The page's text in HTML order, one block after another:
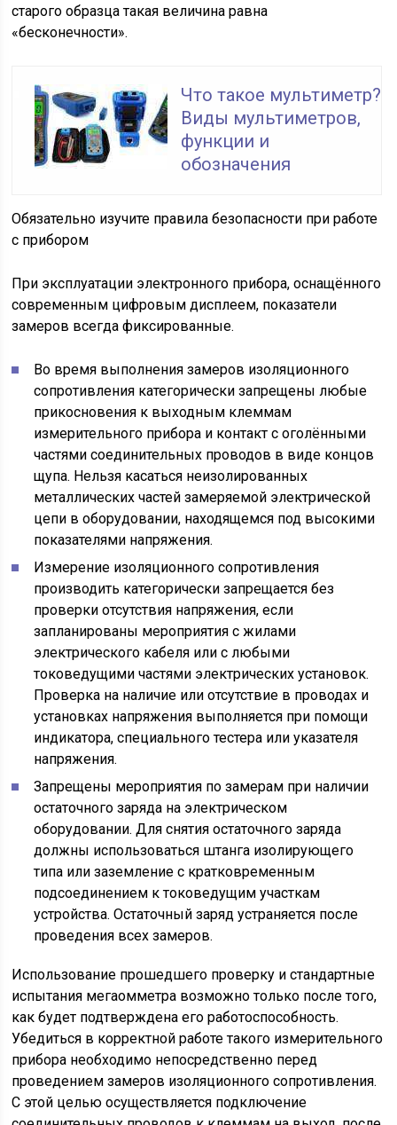
старого образца такая величина равна
«бесконечности».
Что такое мультиметр?
Виды мультиметров,
функции и
обозначения
Обязательно изучите правила безопасности при работе
с прибором
При эксплуатации электронного прибора, оснащённого
современным цифровым дисплеем, показатели
замеров всегда фиксированные.
Во время выполнения замеров изоляционного
сопротивления категорически запрещены любые
прикосновения к выходным клеммам
измерительного прибора и контакт с оголёнными
частями соединительных проводов в виде концов
щупа. Нельзя касаться неизолированных
металлических частей замеряемой электрической
цепи в оборудовании, находящемся под высокими
показателями напряжения.
Измерение изоляционного сопротивления
производить категорически запрещается без
проверки отсутствия напряжения, если
запланированы мероприятия с жилами
электрического кабеля или с любыми
токоведущими частями электрических установок.
Проверка на наличие или отсутствие в проводах и
установках напряжения выполняется при помощи
индикатора, специального тестера или указателя
напряжения.
Запрещены мероприятия по замерам при наличии
остаточного заряда на электрическом
оборудовании. Для снятия остаточного заряда
должны использоваться штанга изолирующего
типа или заземление с кратковременным
подсоединением к токоведущим участкам
устройства. Остаточный заряд устраняется после
проведения всех замеров.
Использование прошедшего проверку и стандартные
испытания мегаомметра возможно только после того,
как будет подтверждена его работоспособность.
Убедиться в корректной работе такого измерительного
прибора необходимо непосредственно перед
проведением замеров изоляционного сопротивления.
С этой целью осуществляется подключение